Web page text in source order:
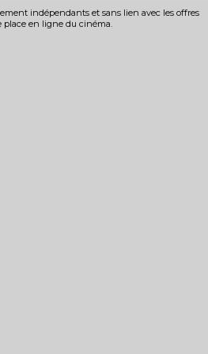
indépendants et sans lien avec les offres
place en ligne du cinéma.